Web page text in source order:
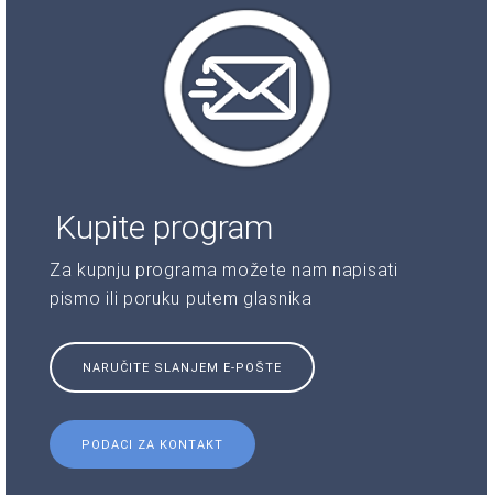
Kupite program
Za kupnju programa možete nam napisati
pismo ili poruku putem glasnika
NARUČITE SLANJEM E-POŠTE
PODACI ZA KONTAKT